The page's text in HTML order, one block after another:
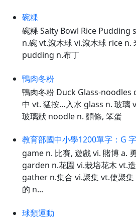
碗粿
碗粿 Salty Bowl Rice Pudding
n.碗 vt.滾木球 vi.滾木球 rice n.
pudding n.布丁
鴨肉冬粉
鴨肉冬粉 Duck Glass-noodles
中 vt. 猛按…入水 glass n. 玻璃
玻璃狀 noodle n. 麵條, 笨蛋
教育部國中小學1200單字：G
game n. 比賽, 遊戲 vi. 賭博 a.
garden n.花園 vi.栽培花木 vt.
gather n.集合 vi.聚集 vt.使聚
的 n...
球類運動